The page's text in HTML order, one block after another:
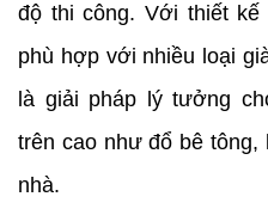
độ thi công. Với thiết
phù hợp với nhiều loại
là giải pháp lý tưởng
trên cao như đổ bê tông,
nhà.